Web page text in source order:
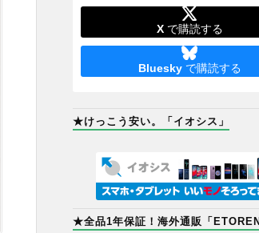
Xで購読する
Blueskyで購読する
★けっこう安い。「イオシス」
★全品1年保証！海外通販「ETOREN